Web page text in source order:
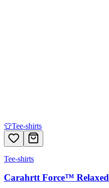
👕Tee-shirts
Tee-shirts
Carahrtt Force™